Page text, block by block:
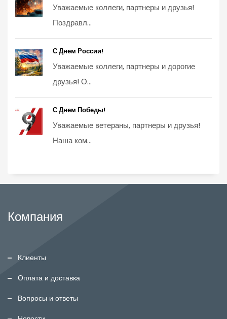
Уважаемые коллеги, партнеры и друзья!
Поздравл...
С Днем России!
Уважаемые коллеги, партнеры и дорогие
друзья! О...
С Днем Победы!
Уважаемые ветераны, партнеры и друзья!
Наша ком...
Компания
Клиенты
Оплата и доставка
Вопросы и ответы